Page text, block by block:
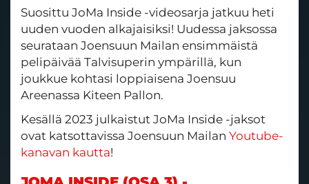
Suosittu JoMa Inside -videosarja jatkuu heti
uuden vuoden alkajaisiksi! Uudessa jaksossa
seurataan Joensuun Mailan ensimmäistä
pelipäivää Talvisuperin ympärillä, kun
joukkue kohtasi loppiaisena Joensuu
Areenassa Kiteen Pallon.
Kesällä 2023 julkaistut JoMa Inside -jaksot
ovat katsottavissa Joensuun Mailan Youtube-
kanavan kautta!